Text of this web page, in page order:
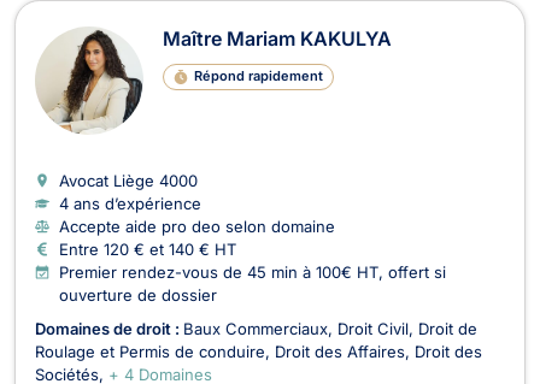
Maître Mariam KAKULYA
Répond rapidement
Avocat Liège 4000
4 ans d’expérience
Accepte aide pro deo selon domaine
Entre 120 € et 140 € HT
Premier rendez-vous de 45 min à 100€ HT, offert si
ouverture de dossier
Domaines de droit : Baux Commerciaux Droit Civil Droit de
Roulage et Permis de conduire
Droit des Affaires Droit des
Sociétés + 4 Domaines